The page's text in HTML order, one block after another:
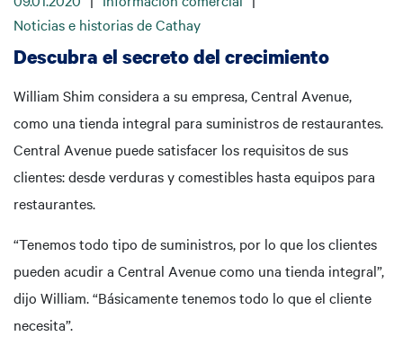
Noticias e historias de Cathay
Descubra el secreto del crecimiento
William Shim considera a su empresa, Central Avenue,
como una tienda integral para suministros de restaurantes.
Central Avenue puede satisfacer los requisitos de sus
clientes: desde verduras y comestibles hasta equipos para
restaurantes.
“Tenemos todo tipo de suministros, por lo que los clientes
pueden acudir a Central Avenue como una tienda integral”,
dijo William. “Básicamente tenemos todo lo que el cliente
necesita”.